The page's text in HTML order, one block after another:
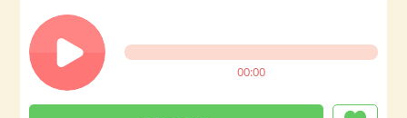
00:00